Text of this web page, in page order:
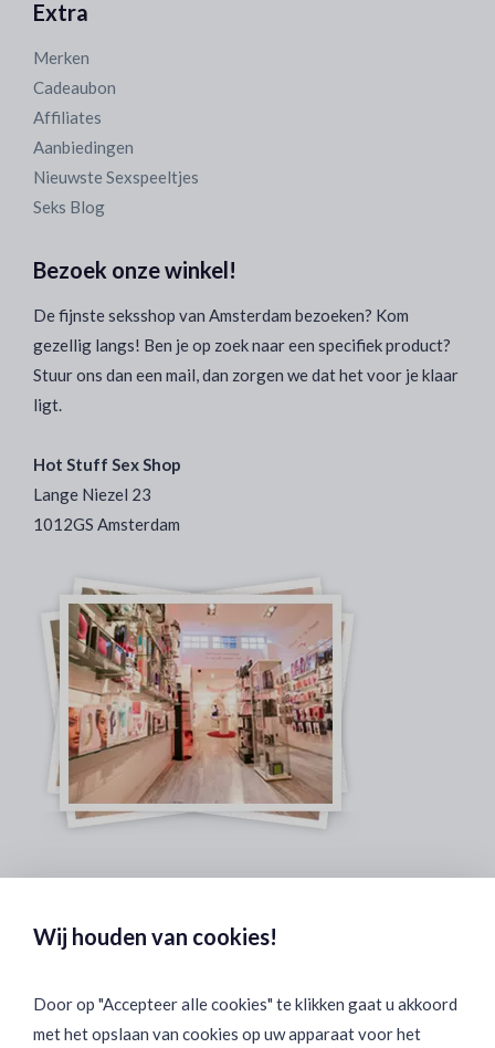
Extra
Merken
Cadeaubon
Affiliates
Aanbiedingen
Nieuwste Sexspeeltjes
Seks Blog
Bezoek onze winkel!
De fijnste seksshop van Amsterdam bezoeken? Kom
gezellig langs! Ben je op zoek naar een specifiek product?
Stuur ons dan een mail, dan zorgen we dat het voor je klaar
ligt.
Hot Stuff Sex Shop
Lange Niezel 23
1012GS Amsterdam
Wij houden van cookies!
Door op "Accepteer alle cookies" te klikken gaat u akkoord
met het opslaan van cookies op uw apparaat voor het